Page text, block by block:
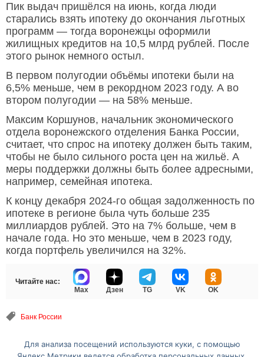
Пик выдач пришёлся на июнь, когда люди
старались взять ипотеку до окончания льготных
программ — тогда воронежцы оформили
жилищных кредитов на 10,5 млрд рублей. После
этого рынок немного остыл.
В первом полугодии объёмы ипотеки были на
6,5% меньше, чем в рекордном 2023 году. А во
втором полугодии — на 58% меньше.
Максим Коршунов, начальник экономического
отдела воронежского отделения Банка России,
считает, что спрос на ипотеку должен быть таким,
чтобы не было сильного роста цен на жильё. А
меры поддержки должны быть более адресными,
например, семейная ипотека.
К концу декабря 2024-го общая задолженность по
ипотеке в регионе была чуть больше 235
миллиардов рублей. Это на 7% больше, чем в
начале года. Но это меньше, чем в 2023 году,
когда портфель увеличился на 32%.
Читайте нас:
Max
Дзен TG VK OK
Банк России
Перейти на полную версию сайта
Для анализа посещений используются куки, с помощью